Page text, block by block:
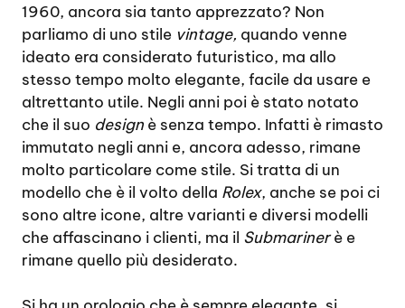
1960, ancora sia tanto apprezzato? Non
parliamo di uno stile vintage, quando venne
ideato era considerato futuristico, ma allo
stesso tempo molto elegante, facile da usare e
altrettanto utile. Negli anni poi è stato notato
che il suo design è senza tempo. Infatti è rimasto
immutato negli anni e, ancora adesso, rimane
molto particolare come stile. Si tratta di un
modello che è il volto della Rolex, anche se poi ci
sono altre icone, altre varianti e diversi modelli
che affascinano i clienti, ma il Submarinerè e
rimane quello più desiderato.